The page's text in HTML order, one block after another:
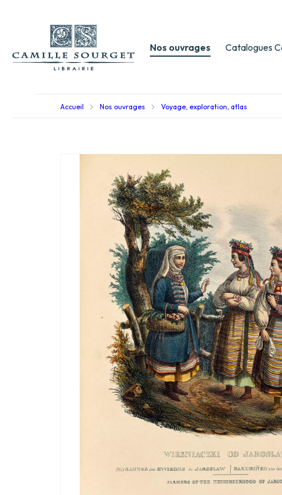
Nos ouvrages Catalogues
Accueil Nos ouvrages Voyage, exploration, atlas